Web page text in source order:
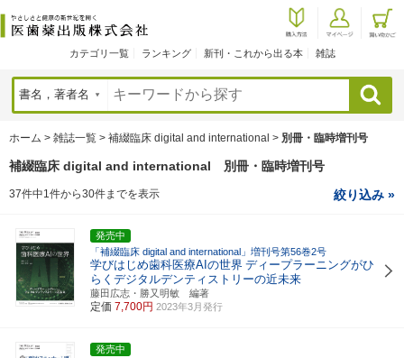
カテゴリ一覧 ランキング 新刊・これから出る本 雑誌
検索
ホーム > 雑誌一覧 > 補綴臨床 digital and international > 別冊・臨時増刊号
補綴臨床 digital and international 別冊・臨時増刊号
37件中1件から30件までを表示 絞り込み »
発売中
「補綴臨床 digital and international」増刊号第56巻2号
学びはじめ歯科医療AIの世界 ディープラーニングがひ
らくデジタルデンティストリーの近未来
藤田広志・勝又明敏 編著
定価 7,700円 2023年3月発行
発売中